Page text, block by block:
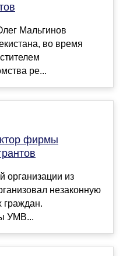
Мальгинов
во время
ре...
фирмы
организации из
незаконную
граждан.
УМВ...